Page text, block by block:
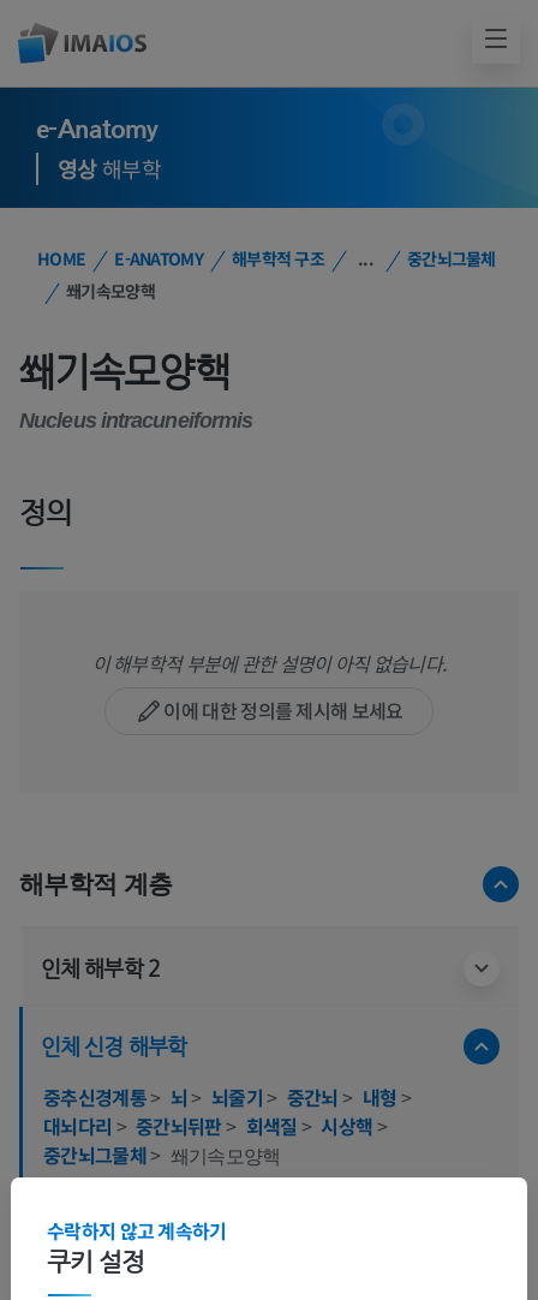
e-Anatomy
영상해부학
HOME E-ANATOMY 해부학적 구조 ...
중간뇌그물체
쐐기속모양핵
쐐기속모양핵
Nucleus intracuneiformis
정의
이 해부학적 부분에 관한 설명이 아직 없습니다.
이에 대한 정의를 제시해 보세요
해부학적 계층
인체 해부학 2
인체 신경 해부학
중추신경계통> 뇌> 뇌줄기> 중간뇌 > 내형 >
대뇌다리 > 중간뇌뒤판> 회색질 > 시상핵>
중간뇌그물체> 쐐기속모양핵
쿠키 설정
수락하지 않고 계속하기